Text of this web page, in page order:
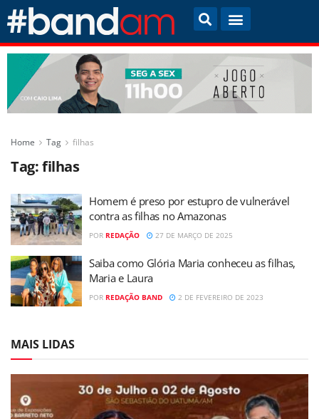
Home Tag filhas
Tag:filhas
Homem é preso por estupro de vulnerável
contra as filhas no Amazonas
POR REDAÇÃO 27 DE MARÇO DE 2025
Saiba como Glória Maria conheceu as filhas,
Maria e Laura
POR REDAÇÃO BAND 2 DE FEVEREIRO DE 2023
MAIS LIDAS